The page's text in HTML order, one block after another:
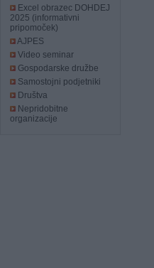
Excel obrazec DOHDEJ
2025 (informativni
pripomoček)
AJPES
Video seminar
Gospodarske družbe
Samostojni podjetniki
Društva
Nepridobitne
organizacije